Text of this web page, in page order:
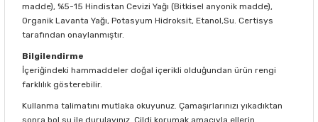
madde), %5-15 Hindistan Cevizi Yağı (Bitkisel anyonik madde),
Organik Lavanta Yağı, Potasyum Hidroksit, Etanol,Su. Certisys
tarafından onaylanmıştır.
Bilgilendirme
İçeriğindeki hammaddeler doğal içerikli olduğundan ürün rengi
farklılık gösterebilir.
Kullanma talimatını mutlaka okuyunuz. Çamaşırlarınızı yıkadıktan
sonra bol su ile durulayınız. Cildi korumak amacıyla ellerin